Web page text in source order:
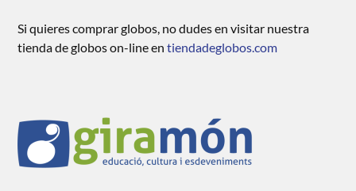
Si quieres comprar globos, no dudes en visitar nuestra
tienda de globos on-line entiendadeglobos.com